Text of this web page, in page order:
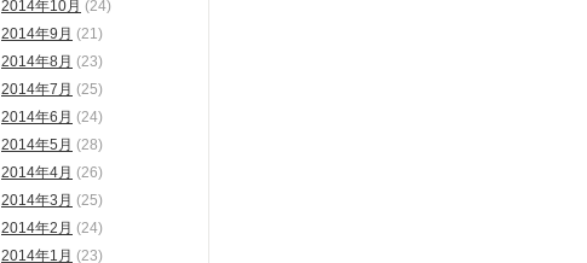
2014年10月 (24)
2014年9月 (21)
2014年8月 (23)
2014年7月 (25)
2014年6月 (24)
2014年5月 (28)
2014年4月 (26)
2014年3月 (25)
2014年2月 (24)
2014年1月 (23)